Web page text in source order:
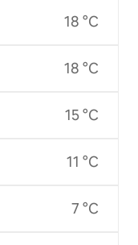
18 °C
18 °C
15 °C
11 °C
7 °C